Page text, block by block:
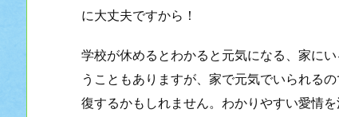
に大丈夫ですから！
学校が休めるとわかると元気になる、家に
うこともありますが、家で元気でいられる
復するかもしれません。わかりやすい愛情を